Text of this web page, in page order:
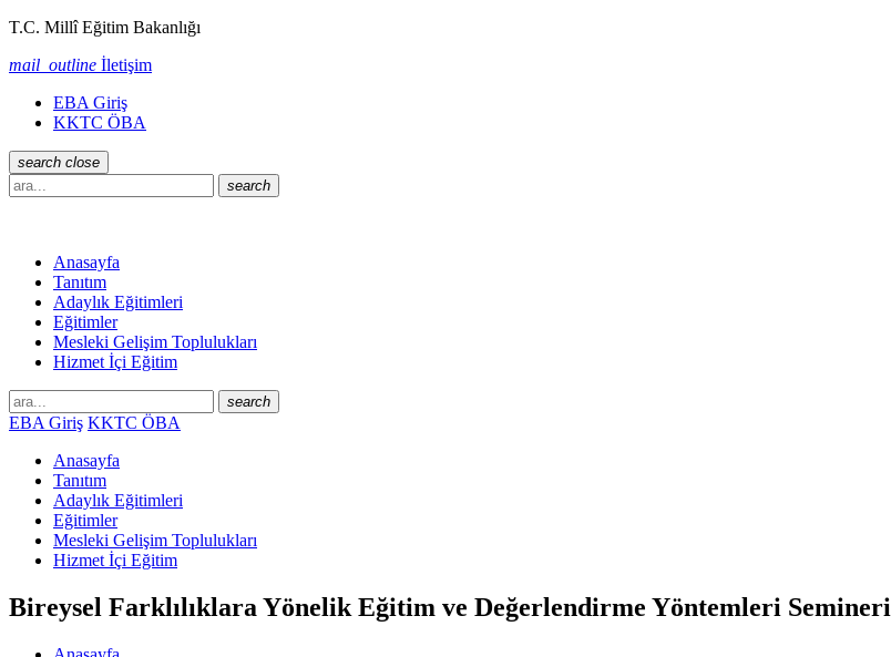
T.C. Millî Eğitim Bakanlığı
mail_outline İletişim
EBA Giriş
KKTC ÖBA
search close
search
Anasayfa
Tanıtım
Adaylık Eğitimleri
Eğitimler
Mesleki Gelişim Toplulukları
Hizmet İçi Eğitim
search
EBA Giriş KKTC ÖBA
Anasayfa
Tanıtım
Adaylık Eğitimleri
Eğitimler
Mesleki Gelişim Toplulukları
Hizmet İçi Eğitim
Bireysel Farklılıklara Yönelik Eğitim ve Değerlendirme Yöntemleri Semineri